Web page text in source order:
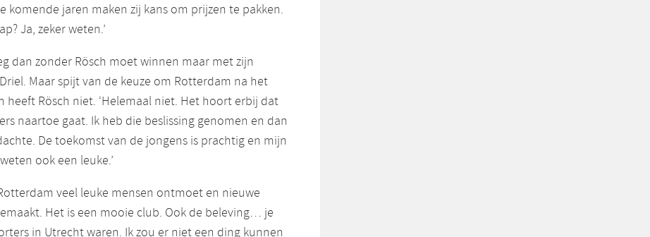
komende jaren maken zij kans om prijzen te pakken.
Ja, zeker weten.’
dan zonder Rösch moet winnen maar met zijn
Maar spijt van de keuze om Rotterdam na het
heeft Rösch niet. ‘Helemaal niet. Het hoort erbij dat
naartoe gaat. Ik heb die beslissing genomen en dan
De toekomst van de jongens is prachtig en mijn
ook een leuke.’
veel leuke mensen ontmoet en nieuwe
Het is een mooie club. Ook de beleving… je
in Utrecht waren. Ik zou er niet een ding kunnen